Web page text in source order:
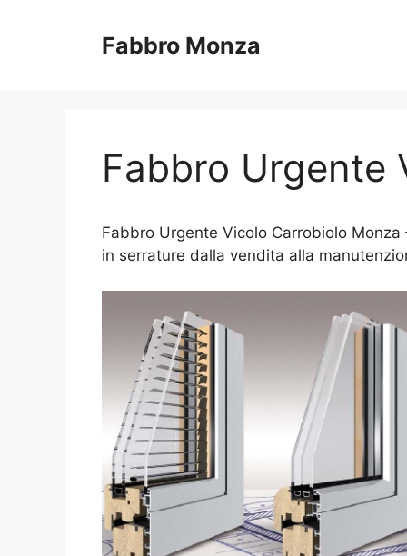
Fabbro Monza
Fabbro Urgente
Fabbro Urgente Vicolo Carrobiolo
in serrature dalla vendita alla